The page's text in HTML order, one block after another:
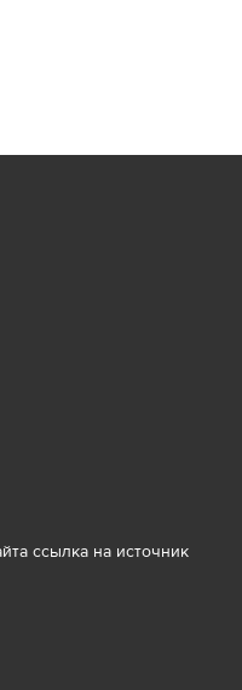
ссылка на источник